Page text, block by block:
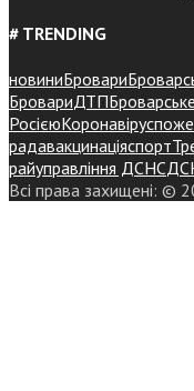
# TRENDING
новиниБровари
БровариДТП
РосієюКоронавірус
радавакцинаціяспорт
райуправління ДСНС
Всі права захищені: ©